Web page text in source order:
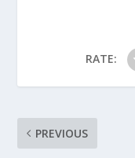
RATE:
PREVIOUS